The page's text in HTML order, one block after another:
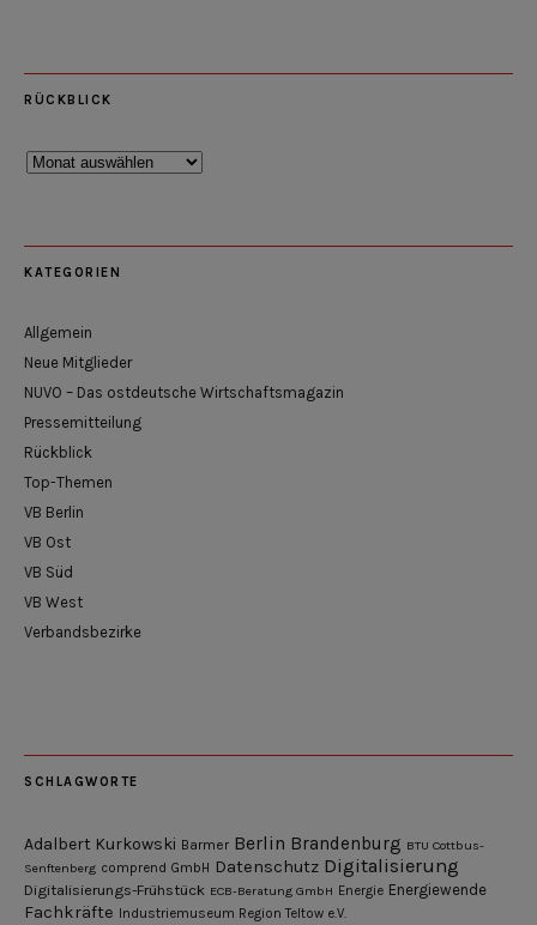
RÜCKBLICK
Rückblick
KATEGORIEN
Allgemein
Neue Mitglieder
NUVO – Das ostdeutsche Wirtschaftsmagazin
Pressemitteilung
Rückblick
Top-Themen
VB Berlin
VB Ost
VB Süd
VB West
Verbandsbezirke
SCHLAGWORTE
Adalbert Kurkowski Barmer Berlin Brandenburg BTU Cottbus-
Senftenberg comprend GmbH Datenschutz Digitalisierung
Digitalisierungs-Frühstück ECB-Beratung GmbH Energie Energiewende
Fachkräfte Industriemuseum Region Teltow e.V.